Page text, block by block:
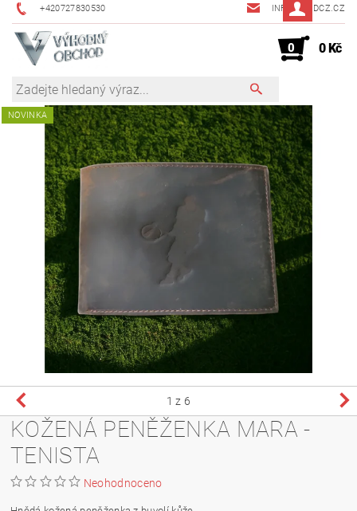
+420727830530 INFO@JMDCZ.CZ
0 0 Kč
NOVINKA
1 z 6
KOŽENÁ PENĚŽENKA MARA -
TENISTA
Neohodnoceno